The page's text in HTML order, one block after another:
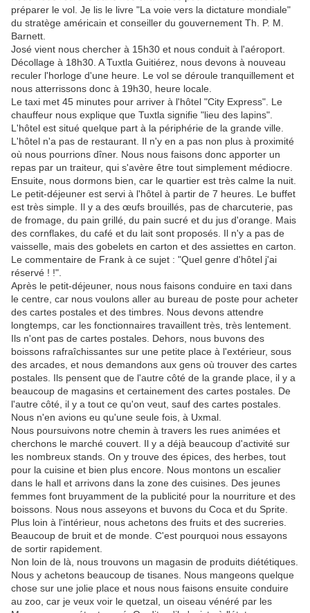
préparer le vol. Je lis le livre "La voie vers la dictature mondiale"
du stratège américain et conseiller du gouvernement Th. P. M.
Barnett.
José vient nous chercher à 15h30 et nous conduit à l'aéroport.
Décollage à 18h30. A Tuxtla Guitiérez, nous devons à nouveau
reculer l'horloge d'une heure. Le vol se déroule tranquillement et
nous atterrissons donc à 19h30, heure locale.
Le taxi met 45 minutes pour arriver à l'hôtel "City Express". Le
chauffeur nous explique que Tuxtla signifie "lieu des lapins".
L'hôtel est situé quelque part à la périphérie de la grande ville.
L'hôtel n'a pas de restaurant. Il n'y en a pas non plus à proximité
où nous pourrions dîner. Nous nous faisons donc apporter un
repas par un traiteur, qui s'avère être tout simplement médiocre.
Ensuite, nous dormons bien, car le quartier est très calme la nuit.
Le petit-déjeuner est servi à l'hôtel à partir de 7 heures. Le buffet
est très simple. Il y a des œufs brouillés, pas de charcuterie, pas
de fromage, du pain grillé, du pain sucré et du jus d'orange. Mais
des cornflakes, du café et du lait sont proposés. Il n'y a pas de
vaisselle, mais des gobelets en carton et des assiettes en carton.
Le commentaire de Frank à ce sujet : "Quel genre d'hôtel j'ai
réservé ! !".
Après le petit-déjeuner, nous nous faisons conduire en taxi dans
le centre, car nous voulons aller au bureau de poste pour acheter
des cartes postales et des timbres. Nous devons attendre
longtemps, car les fonctionnaires travaillent très, très lentement.
Ils n'ont pas de cartes postales. Dehors, nous buvons des
boissons rafraîchissantes sur une petite place à l'extérieur, sous
des arcades, et nous demandons aux gens où trouver des cartes
postales. Ils pensent que de l'autre côté de la grande place, il y a
beaucoup de magasins et certainement des cartes postales. De
l'autre côté, il y a tout ce qu'on veut, sauf des cartes postales.
Nous n'en avions eu qu'une seule fois, à Uxmal.
Nous poursuivons notre chemin à travers les rues animées et
cherchons le marché couvert. Il y a déjà beaucoup d'activité sur
les nombreux stands. On y trouve des épices, des herbes, tout
pour la cuisine et bien plus encore. Nous montons un escalier
dans le hall et arrivons dans la zone des cuisines. Des jeunes
femmes font bruyamment de la publicité pour la nourriture et des
boissons. Nous nous asseyons et buvons du Coca et du Sprite.
Plus loin à l'intérieur, nous achetons des fruits et des sucreries.
Beaucoup de bruit et de monde. C'est pourquoi nous essayons
de sortir rapidement.
Non loin de là, nous trouvons un magasin de produits diététiques.
Nous y achetons beaucoup de tisanes. Nous mangeons quelque
chose sur une jolie place et nous nous faisons ensuite conduire
au zoo, car je veux voir le quetzal, un oiseau vénéré par les